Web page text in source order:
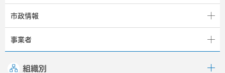
市政情報
事業者
組織別